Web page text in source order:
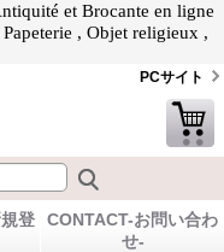
et Brocante en ligne
, Objet religieux ,
PCサイト
登
CONTACT-お問い合わ
せ-